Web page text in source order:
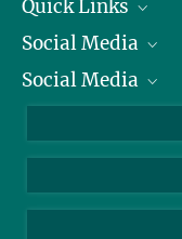
Quick Links
Präsident
Zahlen und Fakten
Social Media
Bluesky
TikTok
Social Media
Instagram
YouTube